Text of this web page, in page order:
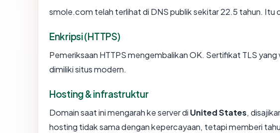
smole.com telah terlihat di DNS publik sekitar 22.5 tahun. Itu
Enkripsi (HTTPS)
Pemeriksaan HTTPS mengembalikan OK. Sertifikat TLS yang
dimiliki situs modern.
Hosting & infrastruktur
Domain saat ini mengarah ke server di United States,
hosting tidak sama dengan kepercayaan, tetapi memberi